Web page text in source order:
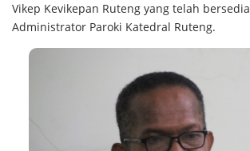
Vikep Kevikepan Ruteng yang telah
Administrator Paroki Katedral Ruteng.